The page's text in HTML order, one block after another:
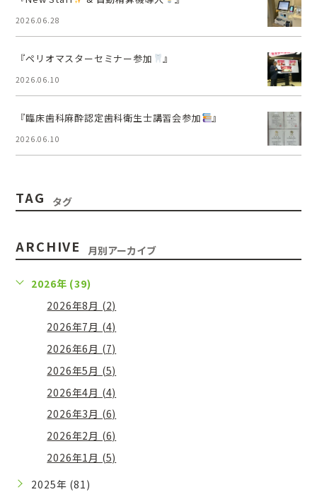
2026.06.28
『ペリオマスターセミナー参加 』
2026.06.10
『臨床歯科麻酔認定歯科衛生士講習会参加 』
2026.06.10
TAG タグ
ARCHIVE 月別アーカイブ
2026年 (39)
2026年8月 (2)
2026年7月 (4)
2026年6月 (7)
2026年5月 (5)
2026年4月 (4)
2026年3月 (6)
2026年2月 (6)
2026年1月 (5)
2025年 (81)